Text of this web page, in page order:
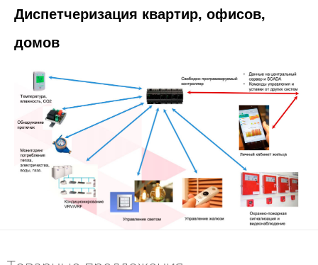
Диспетчеризация квартир, офисов,
домов